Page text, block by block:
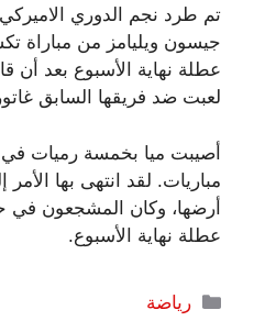
تم طرد نجم الدوري
جيسون ويليامز من مباراة
عطلة نهاية الأسبوع بعد أن قاد
لعبت ضد فريقها السابق
أصيبت ميا بخمسة رميات
مباريات. لقد انتهى بها
أرضها، وكان المشجعون
عطلة نهاية الأسبوع.
التصنيفات
رياضة